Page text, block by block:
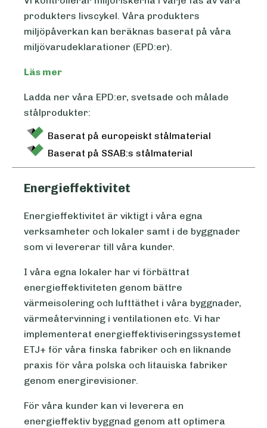
produkters livscykel. Våra produkters
miljöpåverkan kan beräknas baserat på våra
miljövarudeklarationer (EPD:er).
Läs mer
Ladda ner våra EPD:er, svetsade och målade
stålprodukter:
Baserat på europeiskt stålmaterial
Baserat på SSAB:s stålmaterial
Energieffektivitet
Energieffektivitet är viktigt i våra egna
verksamheter och lokaler samt i de byggnader
som vi levererar till våra kunder.
I våra egna lokaler har vi förbättrat
energieffektiviteten genom bättre
värmeisolering och lufttäthet i våra byggnader,
värmeåtervinning i ventilationen etc. Vi har
implementerat energieffektiviseringssystemet
ETJ+ för våra finska fabriker och en liknande
praxis för våra polska och litauiska fabriker
genom energirevisioner.
För våra kunder kan vi leverera en
energieffektiv byggnad genom att optimera